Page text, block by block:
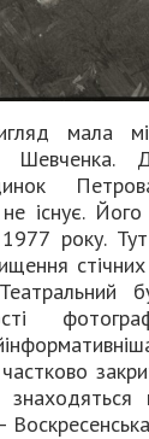
мала
Шевченка.
існує.
1977 року.